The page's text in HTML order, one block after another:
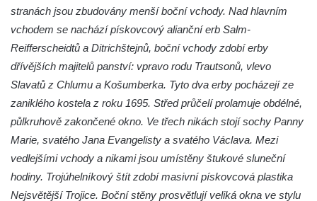
Hrobová kaple Johanna Nitsche na
hřbitově na Vlčí Hoře
Kaple Panny Marie Karmelské na Vlčí Hoře
Kostel svatého Jana Křtitele na Zámeckém
náměstí v Teplicích
Chrám Povýšení svatého Kříže na
Zámeckém náměstí v Teplicích
Výklenková kaple u vodojemu v severní
stranách jsou zbudovány menší boční vchody. Nad hlavním
vchodem se nachází pískovcový alianční erb Salm-
Reifferscheidtů a Ditrichštejnů, boční vchody zdobí erby
dřívějších majitelů panství: vpravo rodu Trautsonů, vlevo
Slavatů z Chlumu a Košumberka. Tyto dva erby pocházejí ze
zaniklého kostela z roku 1695. Střed průčelí prolamuje obdélné,
půlkruhově zakončené okno. Ve třech nikách stojí sochy Panny
Marie, svatého Jana Evangelisty a svatého Václava. Mezi
vedlejšími vchody a nikami jsou umístěny štukové sluneční
hodiny. Trojúhelníkový štít zdobí masivní pískovcová plastika
Nejsvětější Trojice. Boční stěny prosvětlují veliká okna ve stylu